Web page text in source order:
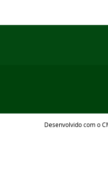
Desenvolvido com o